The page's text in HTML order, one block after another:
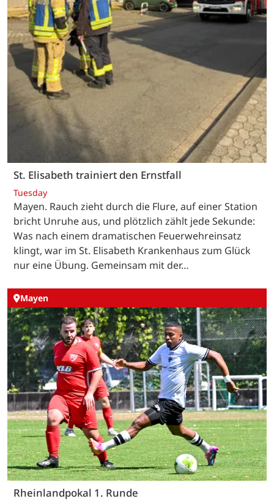
St. Elisabeth trainiert den Ernstfall
Tuesday
Mayen. Rauch zieht durch die Flure, auf einer Station
bricht Unruhe aus, und plötzlich zählt jede Sekunde:
Was nach einem dramatischen Feuerwehreinsatz
klingt, war im St. Elisabeth Krankenhaus zum Glück
nur eine Übung. Gemeinsam mit der…
Mayen
Rheinlandpokal 1. Runde